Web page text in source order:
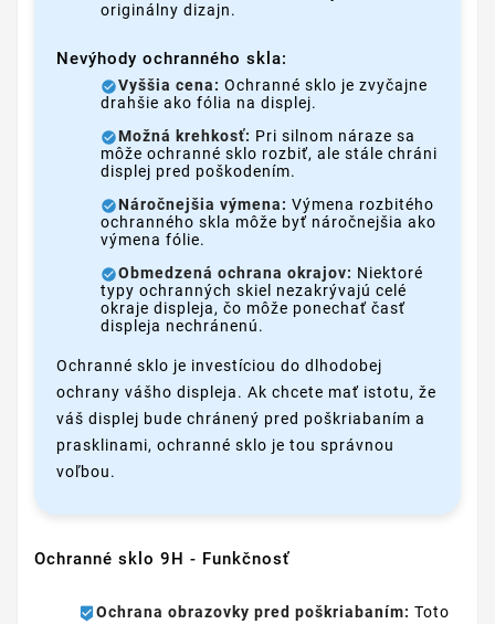
originálny dizajn.
Nevýhody ochranného skla:
Vyššia cena: Ochranné sklo je zvyčajne
drahšie ako fólia na displej.
Možná krehkosť: Pri silnom náraze sa
môže ochranné sklo rozbiť, ale stále chráni
displej pred poškodením.
Náročnejšia výmena: Výmena rozbitého
ochranného skla môže byť náročnejšia ako
výmena fólie.
Obmedzená ochrana okrajov: Niektoré
typy ochranných skiel nezakrývajú celé
okraje displeja, čo môže ponechať časť
displeja nechránenú.
Ochranné sklo je investíciou do dlhodobej
ochrany vášho displeja. Ak chcete mať istotu, že
váš displej bude chránený pred poškriabaním a
prasklinami, ochranné sklo je tou správnou
voľbou.
Ochranné sklo 9H - Funkčnosť
Ochrana obrazovky pred poškriabaním: Toto